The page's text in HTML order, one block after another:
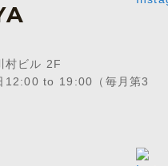
村ビル 2F
to 19:00（毎月第3